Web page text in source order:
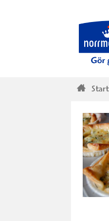
Start